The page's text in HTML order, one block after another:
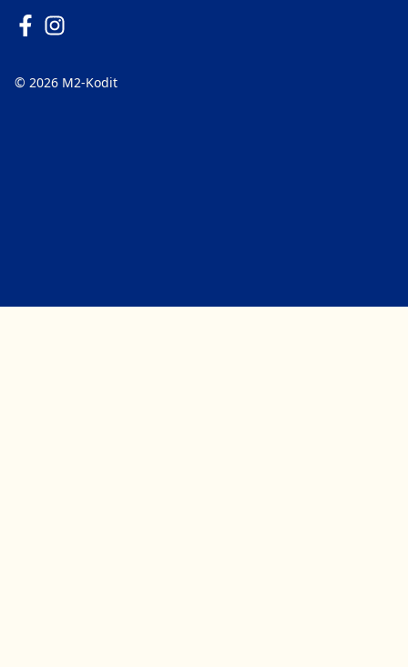
Seuraa meitä Facebookissa
Avautuu uuteen ikkunaan
Seuraa Instagramissa
Avautuu uuteen ikkunaan
© 2026 M2-Kodit